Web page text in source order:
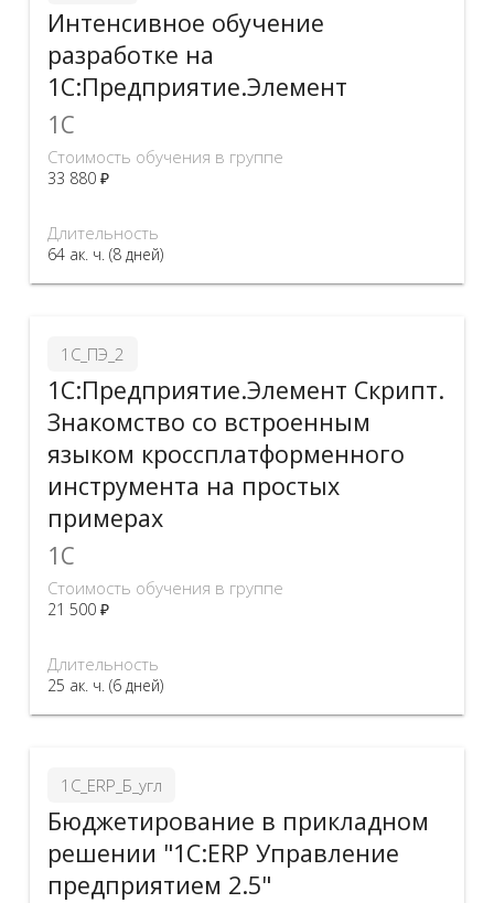
Интенсивное обучение
разработке на
1C:Предприятие.Элемент
1C
Стоимость обучения в группе
33 880 ₽
Длительность
64 ак. ч. (8 дней)
1С_ПЭ_2
1C:Предприятие.Элемент Скрипт.
Знакомство со встроенным
языком кроссплатформенного
инструмента на простых
примерах
1C
Стоимость обучения в группе
21 500 ₽
Длительность
25 ак. ч. (6 дней)
1С_ERP_Б_угл
Бюджетирование в прикладном
решении "1С:ERP Управление
предприятием 2.5"